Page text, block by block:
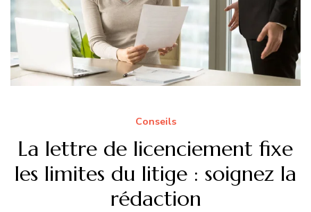
Conseils
La lettre de licenciement fixe
les limites du litige : soignez la
rédaction